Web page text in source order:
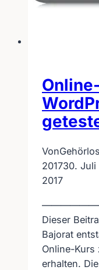
Von
201730. Juli
2017
Dieser
Bajorat
Online-Kurs
erhalten.